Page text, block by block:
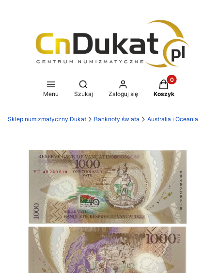
Menu
Otwórz wyszukiwarkę
Szukaj Zaloguj się
Produkty w
Koszyk
Sklep numizmatyczny Dukat Banknoty świata Australia i Oceania